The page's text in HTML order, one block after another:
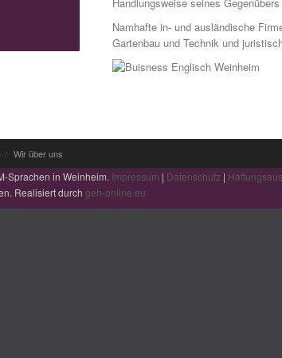
Namhafte in- und ausländische
Gartenbau und Technik und
Wir über uns
Sprachen in Weinheim. Impressum | Datenschutz |
Realisiert durch geh-online.eu